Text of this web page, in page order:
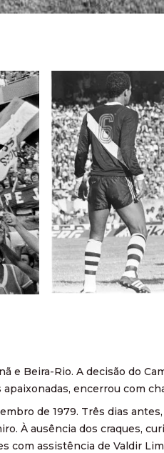
e Beira-Rio. A decisão do
encerrou com
de 1979. Três dias
À ausência dos craques,
assistência de Valdir